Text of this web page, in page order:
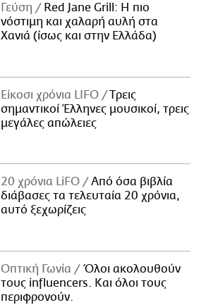
Γεύση
Red Jane Grill: Η πιο
νόστιμη και χαλαρή αυλή στα
Χανιά (ίσως και στην Ελλάδα)
Είκοσι χρόνια LIFO
Tρεις
σημαντικοί Έλληνες μουσικοί, τρεις
μεγάλες απώλειες
20 χρόνια LiFO
Από όσα βιβλία
διάβασες τα τελευταία 20 χρόνια,
αυτό ξεχωρίζεις
Οπτική Γωνία
Όλοι ακολουθούν
τους influencers. Και όλοι τους
περιφρονούν.